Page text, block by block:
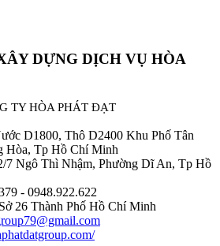
DỰNG DỊCH VỤ HÒA
TY HÒA PHÁT ĐẠT
D1800, Thô D2400 Khu Phố Tân
Hòa, Tp Hồ Chí Minh
7 Ngô Thì Nhậm, Phường Dĩ An, Tp Hồ
- 0948.922.622
26 Thành Phố Hồ Chí Minh